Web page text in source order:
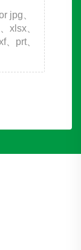
jpg、
xlsx、
prt、